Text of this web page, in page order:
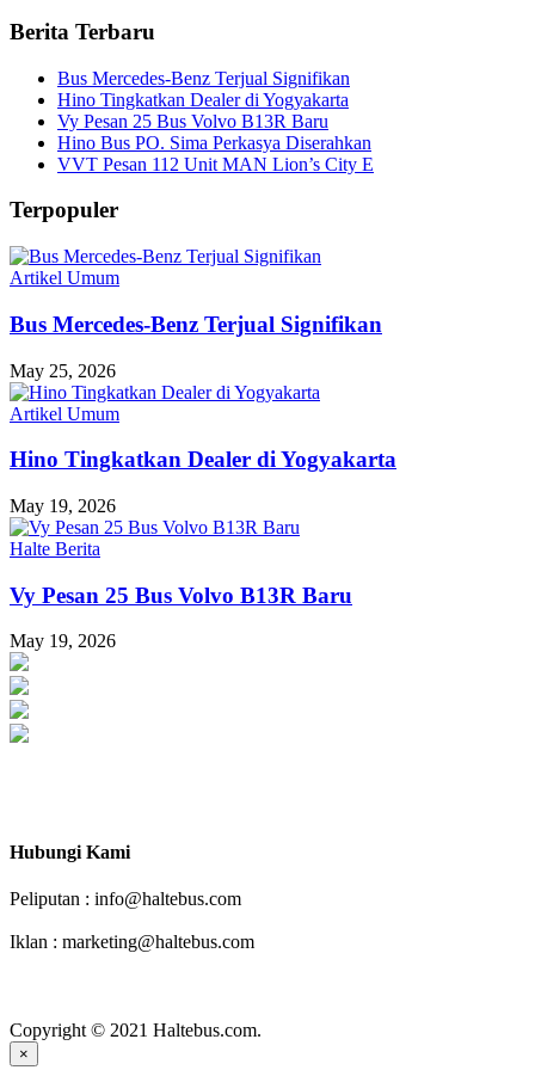
Berita Terbaru
Bus Mercedes-Benz Terjual Signifikan
Hino Tingkatkan Dealer di Yogyakarta
Vy Pesan 25 Bus Volvo B13R Baru
Hino Bus PO. Sima Perkasya Diserahkan
VVT Pesan 112 Unit MAN Lion’s City E
Terpopuler
Artikel Umum
Bus Mercedes-Benz Terjual Signifikan
May 25, 2026
Artikel Umum
Hino Tingkatkan Dealer di Yogyakarta
May 19, 2026
Halte Berita
Vy Pesan 25 Bus Volvo B13R Baru
May 19, 2026
Hubungi Kami
Peliputan : info@haltebus.com
Iklan : marketing@haltebus.com
facebook
Copyright © 2021 Haltebus.com.
×